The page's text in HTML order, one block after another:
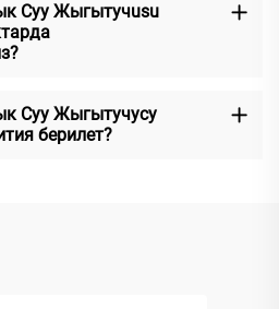
Суу Жыгытучusu
Суу Жыгытучусу
берилет?